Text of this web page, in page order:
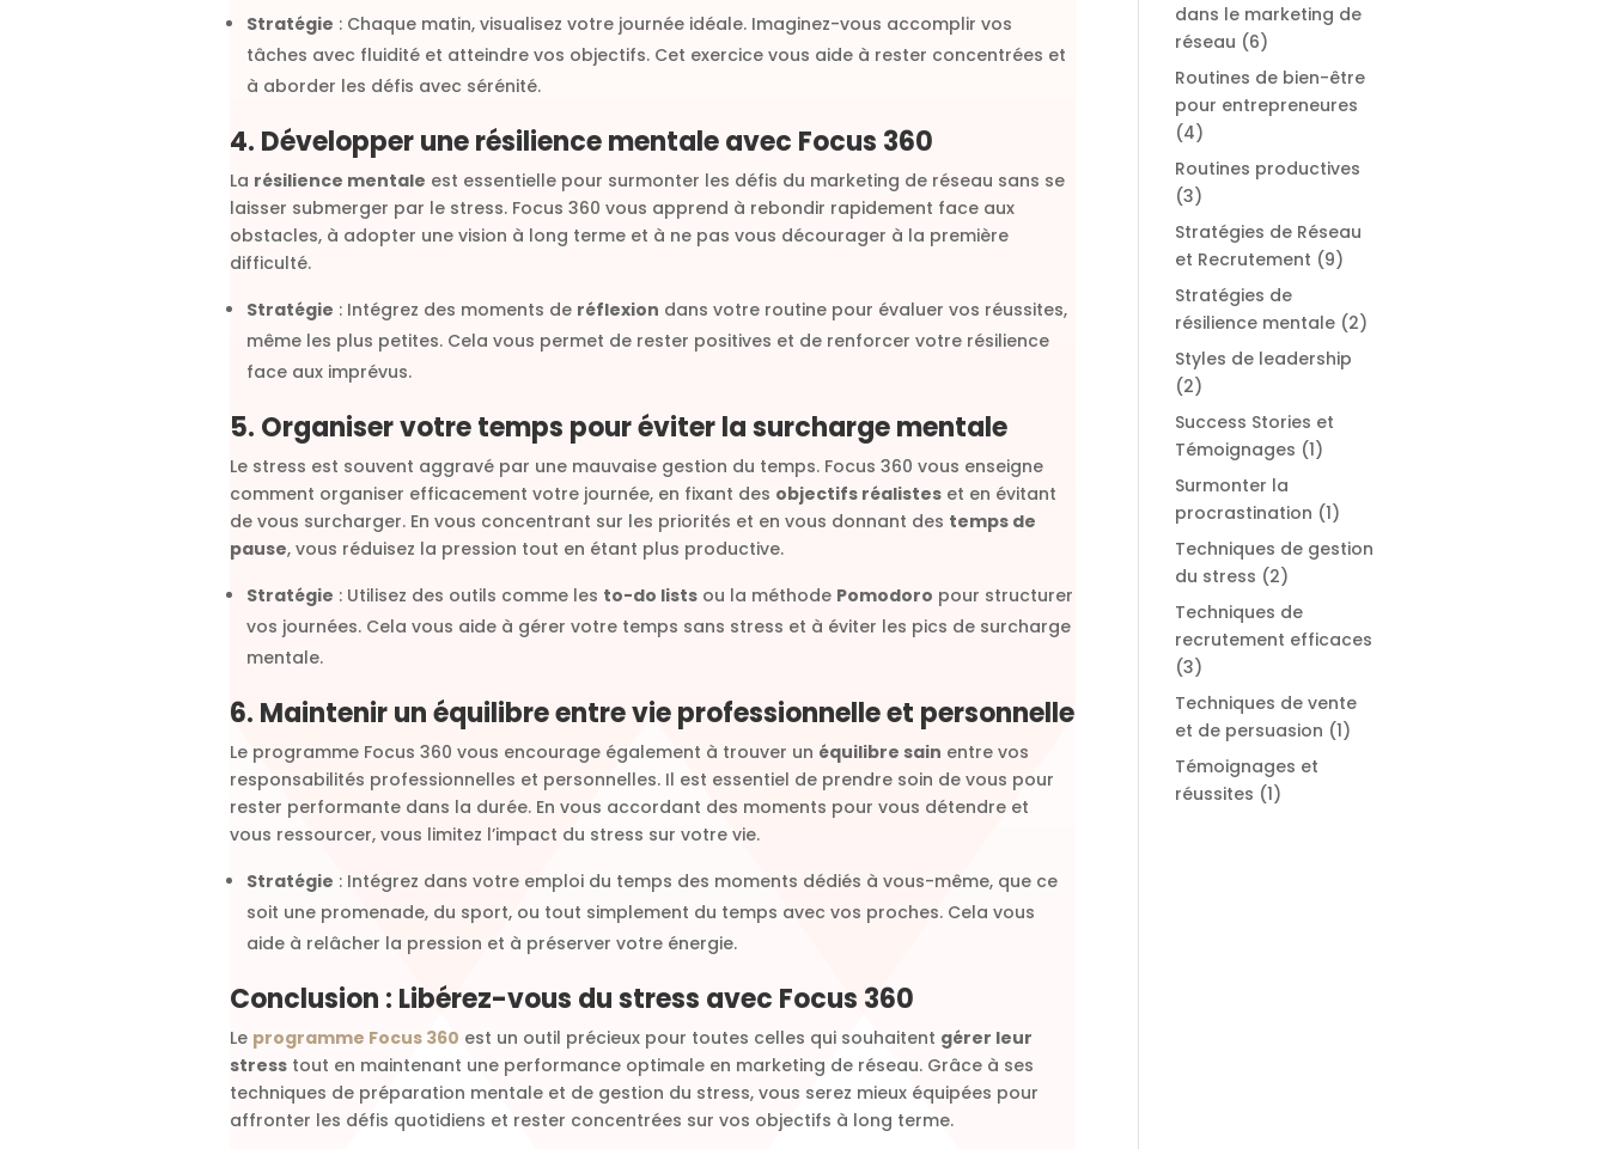
Stratégie : Chaque matin, visualisez votre journée idéale. Imaginez-vous accomplir vos
tâches avec fluidité et atteindre vos objectifs. Cet exercice vous aide à rester concentrées et
à aborder les défis avec sérénité.
4. Développer une résilience mentale avec Focus 360
La résilience mentale est essentielle pour surmonter les défis du marketing de réseau sans se
laisser submerger par le stress. Focus 360 vous apprend à rebondir rapidement face aux
obstacles, à adopter une vision à long terme et à ne pas vous décourager à la première
difficulté.
Stratégie : Intégrez des moments de réflexion dans votre routine pour évaluer vos réussites,
même les plus petites. Cela vous permet de rester positives et de renforcer votre résilience
face aux imprévus.
5. Organiser votre temps pour éviter la surcharge mentale
Le stress est souvent aggravé par une mauvaise gestion du temps. Focus 360 vous enseigne
comment organiser efficacement votre journée, en fixant des objectifs réalistes et en évitant
de vous surcharger. En vous concentrant sur les priorités et en vous donnant des temps de
pause, vous réduisez la pression tout en étant plus productive.
Stratégie : Utilisez des outils comme les to-do lists ou la méthode Pomodoro pour structurer
vos journées. Cela vous aide à gérer votre temps sans stress et à éviter les pics de surcharge
mentale.
6. Maintenir un équilibre entre vie professionnelle et personnelle
Le programme Focus 360 vous encourage également à trouver un équilibre sain entre vos
responsabilités professionnelles et personnelles. Il est essentiel de prendre soin de vous pour
rester performante dans la durée. En vous accordant des moments pour vous détendre et
vous ressourcer, vous limitez l’impact du stress sur votre vie.
Stratégie : Intégrez dans votre emploi du temps des moments dédiés à vous-même, que ce
soit une promenade, du sport, ou tout simplement du temps avec vos proches. Cela vous
aide à relâcher la pression et à préserver votre énergie.
Conclusion : Libérez-vous du stress avec Focus 360
Le programme Focus 360 est un outil précieux pour toutes celles qui souhaitent gérer leur
stress tout en maintenant une performance optimale en marketing de réseau. Grâce à ses
techniques de préparation mentale et de gestion du stress, vous serez mieux équipées pour
affronter les défis quotidiens et rester concentrées sur vos objectifs à long terme.
dans le marketing de
réseau (6)
Routines de bien-être
pour entrepreneures
(4)
Routines productives
(3)
Stratégies de Réseau
et Recrutement (9)
Stratégies de
résilience mentale(2)
Styles de leadership
(2)
Success Stories et
Témoignages (1)
Surmonter la
procrastination (1)
Techniques de gestion
du stress (2)
Techniques de
recrutement efficaces
(3)
Techniques de vente
et de persuasion (1)
Témoignages et
réussites (1)